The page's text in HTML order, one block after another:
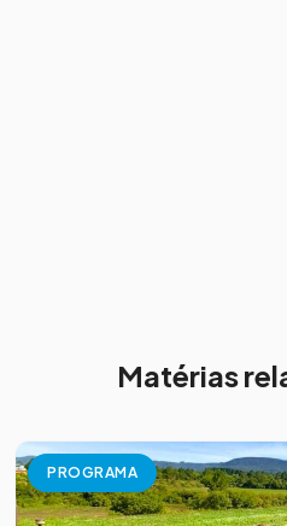
Matérias
PROGRAMA